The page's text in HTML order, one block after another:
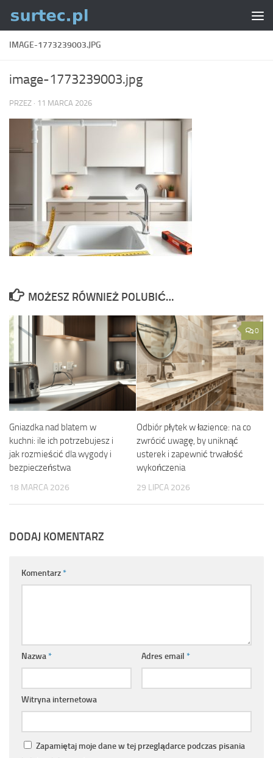
Skip to content
IMAGE-1773239003.JPG
image-1773239003.jpg
PRZEZ · 11 MARCA 2026
MOŻESZ RÓWNIEŻ POLUBIĆ…
Gniazdka nad blatem w
kuchni: ile ich potrzebujesz i
jak rozmieścić dla wygody i
bezpieczeństwa
18 MARCA 2026
0
Odbiór płytek w łazience: na co
zwrócić uwagę, by uniknąć
usterek i zapewnić trwałość
wykończenia
29 LIPCA 2026
DODAJ KOMENTARZ
Komentarz*
Nazwa* Adres email *
Witryna internetowa
Zapamiętaj moje dane w tej przeglądarce podczas pisania